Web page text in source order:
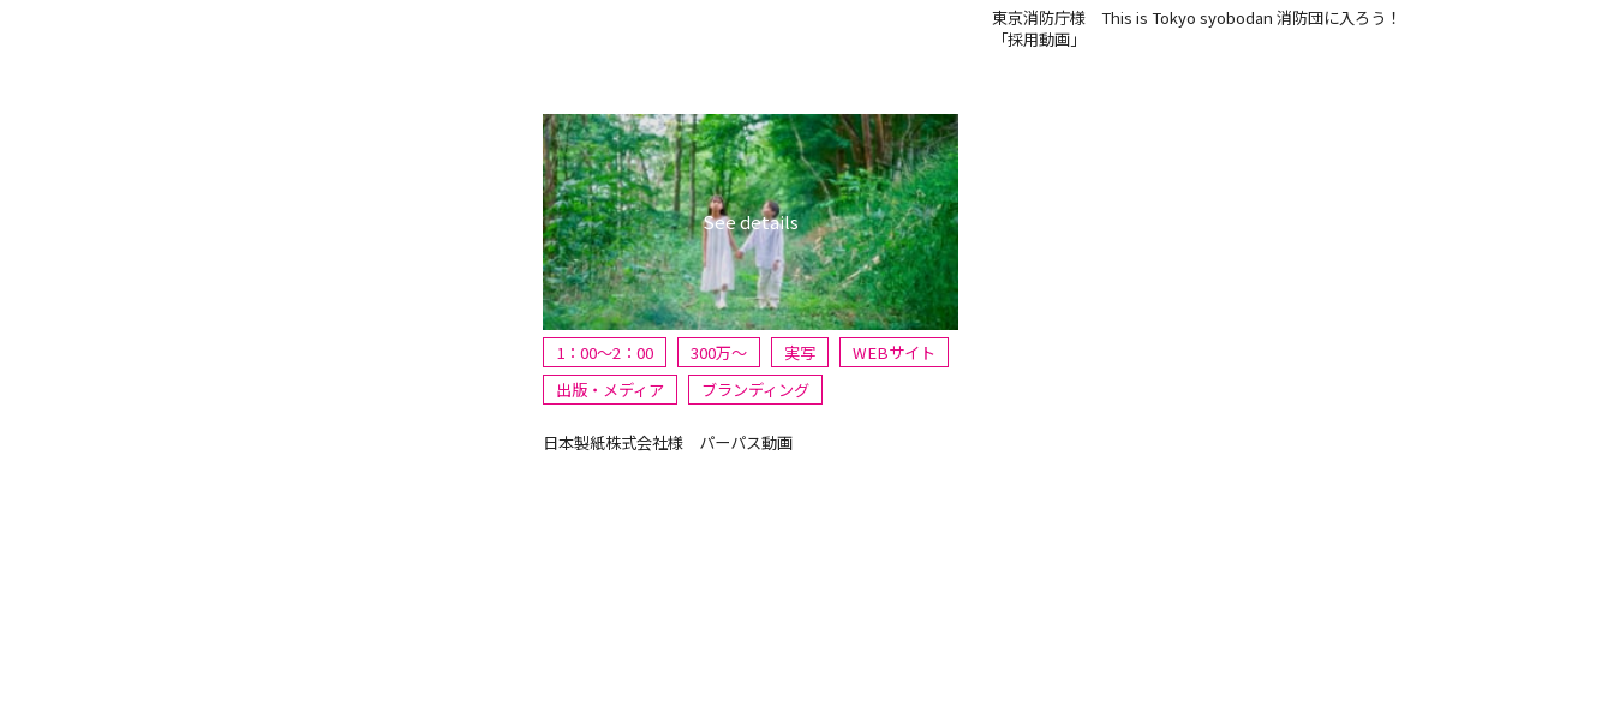
東京消防庁様 This is Tokyo syobodan 消防団に入ろう！
「採用動画」
1：00～2：00 300万〜 実写
WEBサイト
出版・メディア
ブランディング
日本製紙株式会社様 パーパス動画